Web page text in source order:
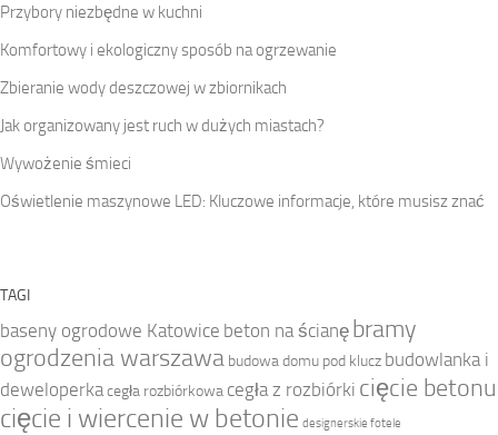
Przybory niezbędne w kuchni
Komfortowy i ekologiczny sposób na ogrzewanie
Zbieranie wody deszczowej w zbiornikach
Jak organizowany jest ruch w dużych miastach?
Wywożenie śmieci
Oświetlenie maszynowe LED: Kluczowe informacje, które musisz znać
TAGI
baseny ogrodowe Katowice beton na ścianę bramy
ogrodzenia warszawa budowa domu pod klucz budowlanka i
deweloperkacegła rozbiórkowa cegła z rozbiórki cięcie betonu
cięcie i wiercenie w betonie designerskie fotele